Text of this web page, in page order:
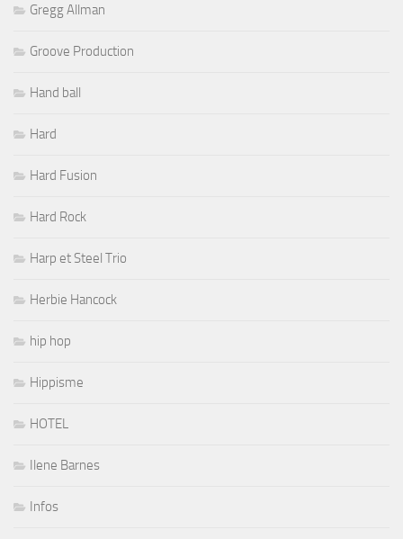
Gregg Allman
Groove Production
Hand ball
Hard
Hard Fusion
Hard Rock
Harp et Steel Trio
Herbie Hancock
hip hop
Hippisme
HOTEL
Ilene Barnes
Infos